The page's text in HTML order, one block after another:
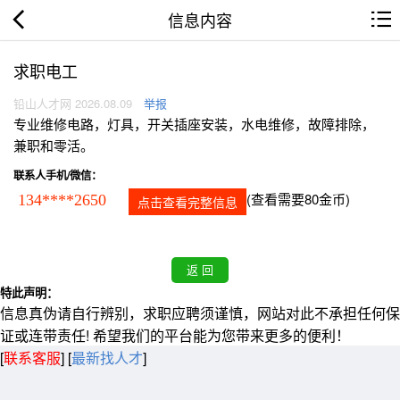
信息内容
求职电工
铅山人才网 2026.08.09 举报
专业维修电路，灯具，开关插座安装，水电维修，故障排除，
兼职和零活。
联系人手机/微信：
134****2650 点击查看完整信息 (查看需要80金币)
特此声明：
信息真伪请自行辨别，求职应聘须谨慎，网站对此不承担任何保
证或连带责任! 希望我们的平台能为您带来更多的便利！
[联系客服] [最新找人才]